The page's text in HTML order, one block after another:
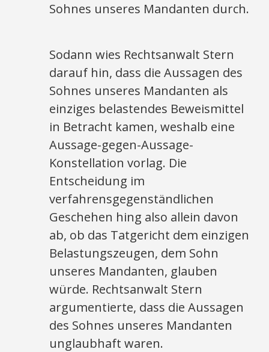
Sohnes unseres Mandanten durch.
Sodann wies Rechtsanwalt Stern
darauf hin, dass die Aussagen des
Sohnes unseres Mandanten als
einziges belastendes Beweismittel
in Betracht kamen, weshalb eine
Aussage-gegen-Aussage-
Konstellation vorlag. Die
Entscheidung im
verfahrensgegenständlichen
Geschehen hing also allein davon
ab, ob das Tatgericht dem einzigen
Belastungszeugen, dem Sohn
unseres Mandanten, glauben
würde. Rechtsanwalt Stern
argumentierte, dass die Aussagen
des Sohnes unseres Mandanten
unglaubhaft waren.